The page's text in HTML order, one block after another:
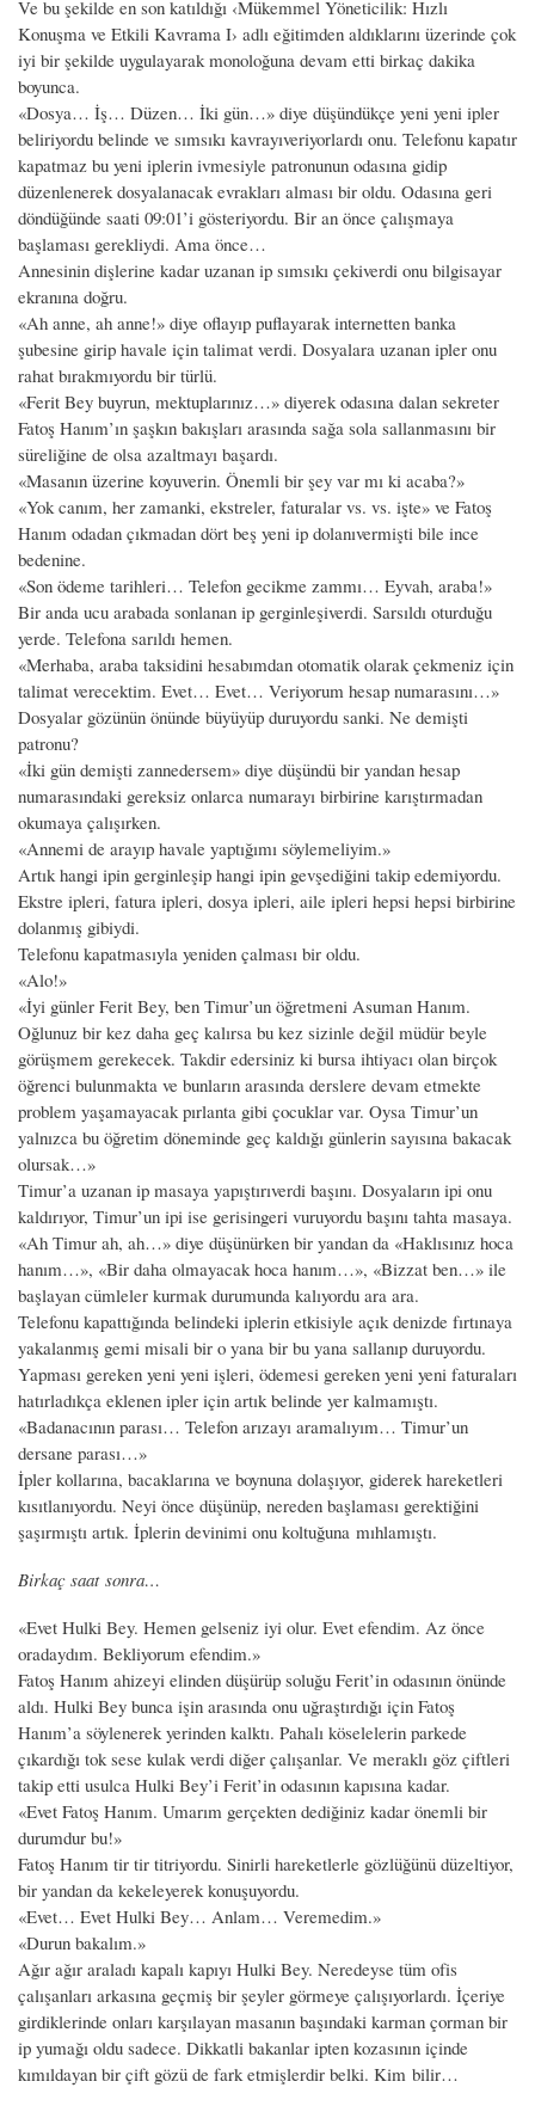
Ve bu şekilde en son katıldığı ‹Mükemmel Yöneticilik: Hızlı
Konuşma ve Etkili Kavrama I› adlı eğitimden aldıklarını üzerinde çok
iyi bir şekilde uygulayarak monoloğuna devam etti birkaç dakika
boyunca.
«Dosya… İş… Düzen… İki gün…» diye düşündükçe yeni yeni ipler
beliriyordu belinde ve sımsıkı kavrayıveriyorlardı onu. Telefonu kapatır
kapatmaz bu yeni iplerin ivmesiyle patronunun odasına gidip
düzenlenerek dosyalanacak evrakları alması bir oldu. Odasına geri
döndüğünde saati 09:01’i gösteriyordu. Bir an önce çalışmaya
başlaması gerekliydi. Ama önce…
Annesinin dişlerine kadar uzanan ip sımsıkı çekiverdi onu bilgisayar
ekranına doğru.
«Ah anne, ah anne!» diye oflayıp puflayarak internetten banka
şubesine girip havale için talimat verdi. Dosyalara uzanan ipler onu
rahat bırakmıyordu bir türlü.
«Ferit Bey buyrun, mektuplarınız…» diyerek odasına dalan sekreter
Fatoş Hanım’ın şaşkın bakışları arasında sağa sola sallanmasını bir
süreliğine de olsa azaltmayı başardı.
«Masanın üzerine koyuverin. Önemli bir şey var mı ki acaba?»
«Yok canım, her zamanki, ekstreler, faturalar vs. vs. işte» ve Fatoş
Hanım odadan çıkmadan dört beş yeni ip dolanıvermişti bile ince
bedenine.
«Son ödeme tarihleri… Telefon gecikme zammı… Eyvah, araba!»
Bir anda ucu arabada sonlanan ip gerginleşiverdi. Sarsıldı oturduğu
yerde. Telefona sarıldı hemen.
«Merhaba, araba taksidini hesabımdan otomatik olarak çekmeniz için
talimat verecektim. Evet… Evet… Veriyorum hesap numarasını…»
Dosyalar gözünün önünde büyüyüp duruyordu sanki. Ne demişti
patronu?
«İki gün demişti zannedersem» diye düşündü bir yandan hesap
numarasındaki gereksiz onlarca numarayı birbirine karıştırmadan
okumaya çalışırken.
«Annemi de arayıp havale yaptığımı söylemeliyim.»
Artık hangi ipin gerginleşip hangi ipin gevşediğini takip edemiyordu.
Ekstre ipleri, fatura ipleri, dosya ipleri, aile ipleri hepsi hepsi birbirine
dolanmış gibiydi.
Telefonu kapatmasıyla yeniden çalması bir oldu.
«Alo!»
«İyi günler Ferit Bey, ben Timur’un öğretmeni Asuman Hanım.
Oğlunuz bir kez daha geç kalırsa bu kez sizinle değil müdür beyle
görüşmem gerekecek. Takdir edersiniz ki bursa ihtiyacı olan birçok
öğrenci bulunmakta ve bunların arasında derslere devam etmekte
problem yaşamayacak pırlanta gibi çocuklar var. Oysa Timur’un
yalnızca bu öğretim döneminde geç kaldığı günlerin sayısına bakacak
olursak…»
Timur’a uzanan ip masaya yapıştırıverdi başını. Dosyaların ipi onu
kaldırıyor, Timur’un ipi ise gerisingeri vuruyordu başını tahta masaya.
«Ah Timur ah, ah…» diye düşünürken bir yandan da «Haklısınız hoca
hanım…», «Bir daha olmayacak hoca hanım…», «Bizzat ben…» ile
başlayan cümleler kurmak durumunda kalıyordu ara ara.
Telefonu kapattığında belindeki iplerin etkisiyle açık denizde fırtınaya
yakalanmış gemi misali bir o yana bir bu yana sallanıp duruyordu.
Yapması gereken yeni yeni işleri, ödemesi gereken yeni yeni faturaları
hatırladıkça eklenen ipler için artık belinde yer kalmamıştı.
«Badanacının parası… Telefon arızayı aramalıyım… Timur’un
dersane parası…»
İpler kollarına, bacaklarına ve boynuna dolaşıyor, giderek hareketleri
kısıtlanıyordu. Neyi önce düşünüp, nereden başlaması gerektiğini
şaşırmıştı artık. İplerin devinimi onu koltuğuna mıhlamıştı.
Birkaç saat sonra…
«Evet Hulki Bey. Hemen gelseniz iyi olur. Evet efendim. Az önce
oradaydım. Bekliyorum efendim.»
Fatoş Hanım ahizeyi elinden düşürüp soluğu Ferit’in odasının önünde
aldı. Hulki Bey bunca işin arasında onu uğraştırdığı için Fatoş
Hanım’a söylenerek yerinden kalktı. Pahalı köselelerin parkede
çıkardığı tok sese kulak verdi diğer çalışanlar. Ve meraklı göz çiftleri
takip etti usulca Hulki Bey’i Ferit’in odasının kapısına kadar.
«Evet Fatoş Hanım. Umarım gerçekten dediğiniz kadar önemli bir
durumdur bu!»
Fatoş Hanım tir tir titriyordu. Sinirli hareketlerle gözlüğünü düzeltiyor,
bir yandan da kekeleyerek konuşuyordu.
«Evet… Evet Hulki Bey… Anlam… Veremedim.»
«Durun bakalım.»
Ağır ağır araladı kapalı kapıyı Hulki Bey. Neredeyse tüm ofis
çalışanları arkasına geçmiş bir şeyler görmeye çalışıyorlardı. İçeriye
girdiklerinde onları karşılayan masanın başındaki karman çorman bir
ip yumağı oldu sadece. Dikkatli bakanlar ipten kozasının içinde
kımıldayan bir çift gözü de fark etmişlerdir belki. Kim bilir…